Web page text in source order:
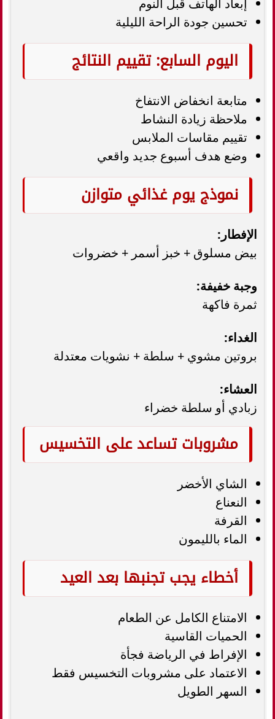
إبعاد الهاتف قبل النوم
تحسين جودة الراحة الليلية
اليوم السابع: تقييم النتائج
متابعة انخفاض الانتفاخ
ملاحظة زيادة النشاط
تقييم مقاسات الملابس
وضع هدف أسبوع جديد واقعي
نموذج يوم غذائي متوازن
الإفطار:
بيض مسلوق + خبز أسمر + خضروات
وجبة خفيفة:
ثمرة فاكهة
الغداء:
بروتين مشوي + سلطة + نشويات معتدلة
العشاء:
زبادي أو سلطة خضراء
مشروبات تساعد على التخسيس
الشاي الأخضر
النعناع
القرفة
الماء بالليمون
أخطاء يجب تجنبها بعد العيد
الامتناع الكامل عن الطعام
الحميات القاسية
الإفراط في الرياضة فجأة
الاعتماد على مشروبات التخسيس فقط
السهر الطويل